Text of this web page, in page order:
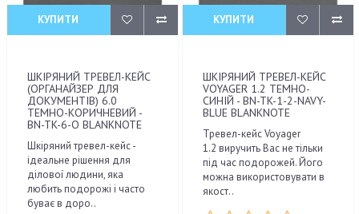
КУПИТИ
ШКІРЯНИЙ ТРЕВЕЛ-КЕЙС
(ОРГАНАЙЗЕР ДЛЯ
ДОКУМЕНТІВ) 6.0
ТЕМНО-КОРИЧНЕВИЙ -
BN-TK-6-O BLANKNOTE
Шкіряний тревел-кейс -
ідеальне рішення для
ділової людини, яка
любить подорожі і часто
буває в доро..
КУПИТИ
ШКІРЯНИЙ ТРЕВЕЛ-КЕЙС
VOYAGER 1.2 ТЕМНО-
СИНІЙ - BN-TK-1-2-NAVY-
BLUE BLANKNOTE
Тревел-кейс Voyager
1.2 виручить Вас не тільки
під час подорожей. Його
можна використовувати в
якост..